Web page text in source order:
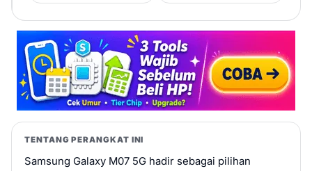
TENTANG PERANGKAT INI
Samsung Galaxy M07 5G hadir sebagai pilihan